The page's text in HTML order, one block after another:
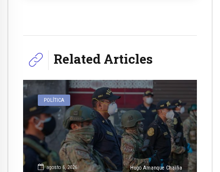
Related Articles
POLÍTICA
agosto 6, 2026 Hugo Amanque Chaiña